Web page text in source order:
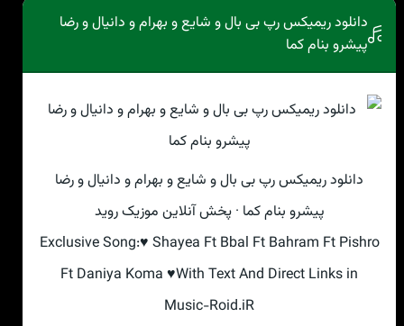
دانلود ریمیکس رپ بی بال و شایع و بهرام و دانیال و رضا
پیشرو بنام کما
دانلود ریمیکس رپ بی بال و شایع و بهرام و دانیال و رضا
پیشرو بنام کما · پخش آنلاین موزیک روید
Exclusive Song:♥ Shayea Ft Bbal Ft Bahram Ft Pishro
Ft Daniya Koma ♥With Text And Direct Links in
Music-Roid.iR